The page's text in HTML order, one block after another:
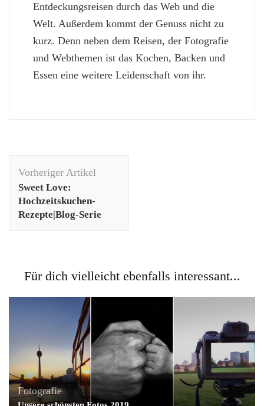
Entdeckungsreisen durch das Web und die
Welt. Außerdem kommt der Genuss nicht zu
kurz. Denn neben dem Reisen, der Fotografie
und Webthemen ist das Kochen, Backen und
Essen eine weitere Leidenschaft von ihr.
Vorheriger Artikel
Sweet Love:
Hochzeitskuchen-
Rezepte|Blog-Serie
Für dich vielleicht ebenfalls interessant...
Fotografie